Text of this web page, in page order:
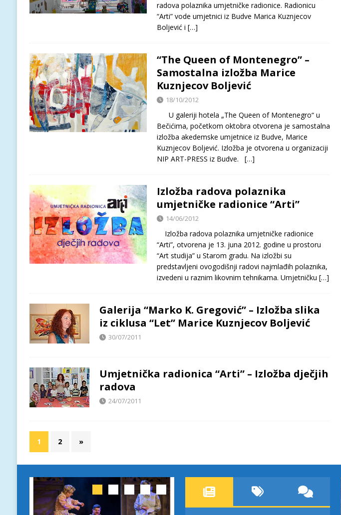
radova polaznika umjetničke radionice. Radionicu
“Arti” vode umjetnici iz Budve Marica Kuznjecov
Boljević i […]
“The Queen of Montenegro” –
Samostalna izložba Marice
Kuznjecov Boljević
18/10/2012
U galeriji hotela „The Queen of Montenegro“ u
Bečićima, početkom oktobra otvorena je samostalna
izložba akedemske umjetnice iz Budve, Marice
Kuznjecov Boljević. Izložba je otvorena u organizaciji
NIP ART-PRESS iz Budve. […]
Izložba radova polaznika
umjetničke radionice “Arti”
14/06/2012
Izložba radova polaznika umjetničke radionice
“Arti”, otvorena je 13. juna 2012. godine u prostoru
“Art studija” u Starom gradu. Na izložbi su
predstavljeni ovogodišnji radovi najmlađih polaznika,
izvedeni u raznim likovnim tehnikama. Umjetničku […]
Galerija “Marko K. Gregović” – Izložba slika
iz ciklusa “Let” Marice Kuznjecov Boljević
30/07/2011
Umjetnička radionica “Arti” – Izložba dječjih
radova
24/07/2011
1 2 »